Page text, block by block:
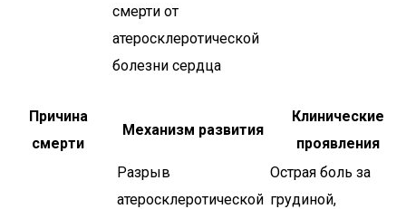
Причина
смерти
Механизм развития
Клинические
проявления
Разрыв
атеросклеротической
Острая боль за
грудиной,